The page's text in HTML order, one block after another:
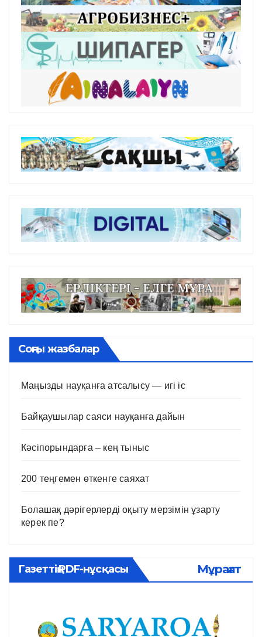
Соңғы жазбалар
Маңызды науқанға атсалысу — игі іс
Байқаушылар саяси науқанға дайын
Кәсіпорындарға – кең тыныс
200 теңгемен өткенге саяхат
Болашақ дәрігерлерді оқыту мерзімін ұзарту
керек пе?
Газеттің PDF-нұсқасы Мұрағат